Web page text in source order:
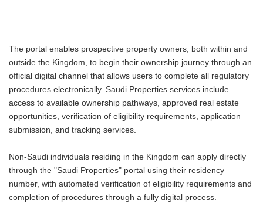
The portal enables prospective property owners, both within and
outside the Kingdom, to begin their ownership journey through an
official digital channel that allows users to complete all regulatory
procedures electronically. Saudi Properties services include
access to available ownership pathways, approved real estate
opportunities, verification of eligibility requirements, application
submission, and tracking services.
Non-Saudi individuals residing in the Kingdom can apply directly
through the "Saudi Properties" portal using their residency
number, with automated verification of eligibility requirements and
completion of procedures through a fully digital process.